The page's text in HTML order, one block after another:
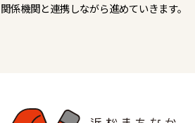
関係機関と連携しながら進めていきます。